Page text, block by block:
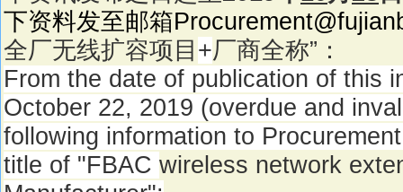
下资料发至邮箱
全厂无线扩容项目 +厂商全称” ：
From the date of publication of this
October 22, 2019 (overdue and
following information to
title of "FBAC wireless network